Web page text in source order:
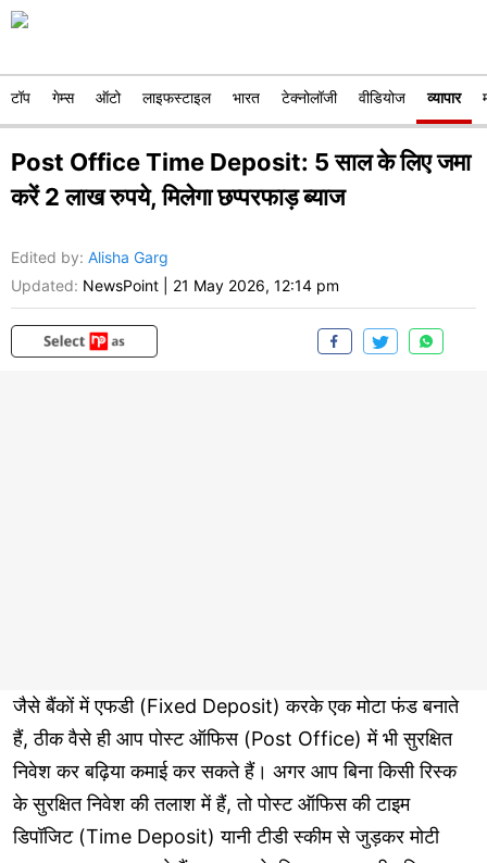
टॉप गेम्स ऑटो लाइफस्टाइल भारत टेक्नोलॉजी वीडियोज व्यापार
Post Office Time Deposit: 5 साल के लिए जमा
करें 2 लाख रुपये, मिलेगा छप्परफाड़ ब्याज
Edited by: Alisha Garg
Updated: NewsPoint 21 May 2026, 12:14 pm
जैसे बैंकों में एफडी (Fixed Deposit) करके एक मोटा फंड बनाते
हैं, ठीक वैसे ही आप पोस्ट ऑफिस (Post Office) में भी सुरक्षित
निवेश कर बढ़िया कमाई कर सकते हैं। अगर आप बिना किसी रिस्क
के सुरक्षित निवेश की तलाश में हैं, तो पोस्ट ऑफिस की टाइम
डिपॉजिट (Time Deposit) यानी टीडी स्कीम से जुड़कर मोटी